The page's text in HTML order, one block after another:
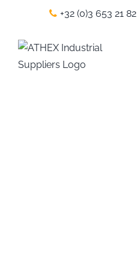
content
+32 (0)3 653 21 82